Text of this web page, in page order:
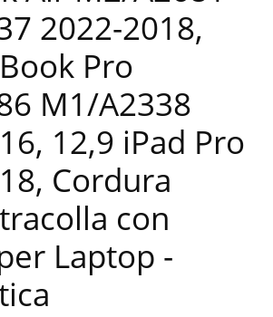
2022-2018,
Pro
M1/A2338
12,9 iPad Pro
Cordura
con
Laptop -